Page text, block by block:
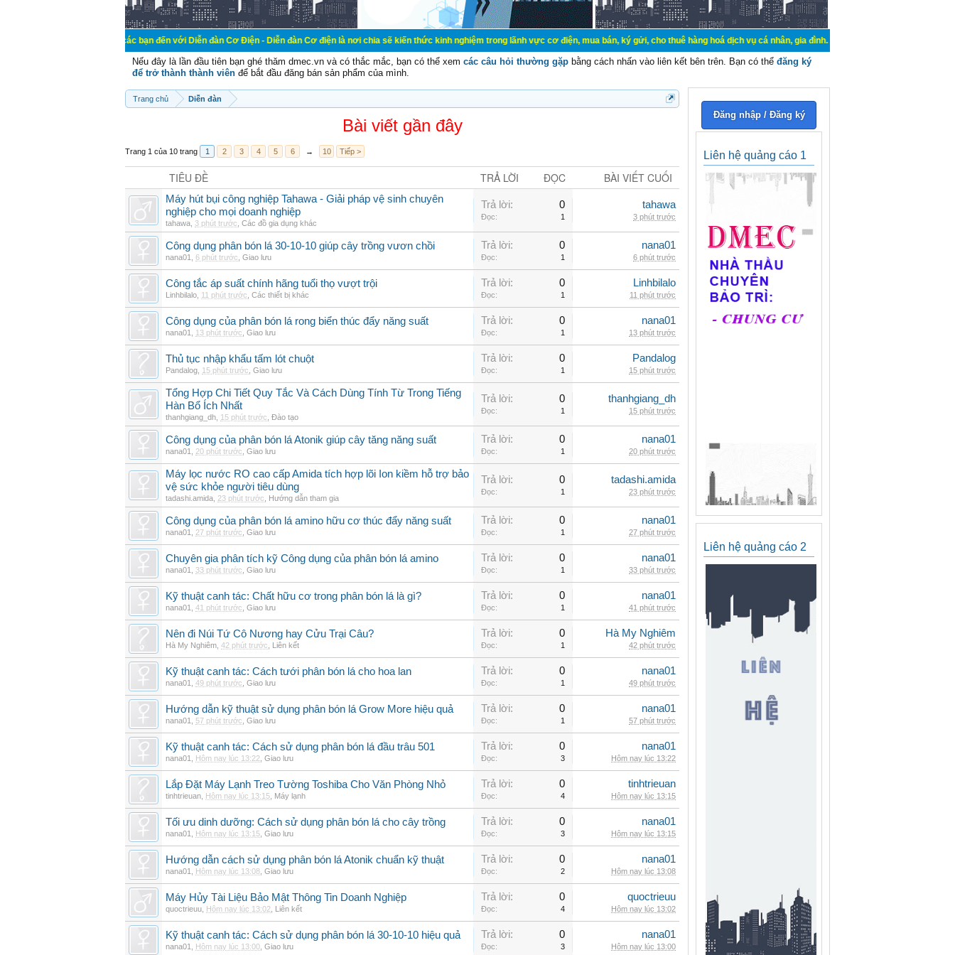
Chào mừng các bạn đến với Diễn đàn Cơ Điện - Diễn đàn Cơ điện là nơi chia sẽ kiến thức kinh nghiệm trong lãnh vực cơ điện, mua bán, ký gửi, cho thuê hàng hoá dịch vụ cá nhân, gia đình. Mua bán, ký gửi, cho thuê thiết bị hệ
Nếu đây là lần đầu tiên bạn ghé thăm dmec.vn và có thắc mắc, bạn có thể xem các câu hỏi thường gặp bằng cách nhấn vào liên kết bên trên. Bạn có thể đăng ký
để trở thành thành viên để bắt đầu đăng bán sản phẩm của mình.
Trang chủ Diễn đàn
Bài viết gần đây
Trang 1 của 10 trang 1 2 3 4 5 6 → 10 Tiếp >
TIÊU ĐỀ TRẢ LỜI ĐỌC BÀI VIẾT CUỐI
Máy hút bụi công nghiệp Tahawa - Giải pháp vệ sinh chuyên
nghiệp cho mọi doanh nghiệp
tahawa 3 phút trước Các đồ gia dụng khác
Trả lời: 0
Đọc: 1
tahawa
3 phút trước
Công dụng phân bón lá 30-10-10 giúp cây trồng vươn chồi
nana01 6 phút trước Giao lưu
Trả lời: 0
Đọc: 1
nana01
6 phút trước
Công tắc áp suất chính hãng tuổi thọ vượt trội
Linhbilalo 11 phút trước Các thiết bị khác
Trả lời: 0
Đọc: 1
Linhbilalo
11 phút trước
Công dụng của phân bón lá rong biển thúc đẩy năng suất
nana01 13 phút trước Giao lưu
Trả lời: 0
Đọc: 1
nana01
13 phút trước
Thủ tục nhập khẩu tấm lót chuột
Pandalog 15 phút trước Giao lưu
Trả lời: 0
Đọc: 1
Pandalog
15 phút trước
Tổng Hợp Chi Tiết Quy Tắc Và Cách Dùng Tính Từ Trong Tiếng
Hàn Bổ Ích Nhất
thanhgiang_dh 15 phút trước Đào tạo
Trả lời: 0
Đọc: 1
thanhgiang_dh
15 phút trước
Công dụng của phân bón lá Atonik giúp cây tăng năng suất
nana01 20 phút trước Giao lưu
Trả lời: 0
Đọc: 1
nana01
20 phút trước
Máy lọc nước RO cao cấp Amida tích hợp lõi Ion kiềm hỗ trợ bảo
vệ sức khỏe người tiêu dùng
tadashi.amida 23 phút trước Hướng dẫn tham gia
Trả lời: 0
Đọc: 1
tadashi.amida
23 phút trước
Công dụng của phân bón lá amino hữu cơ thúc đẩy năng suất
nana01 27 phút trước Giao lưu
Trả lời: 0
Đọc: 1
nana01
27 phút trước
Chuyên gia phân tích kỹ Công dụng của phân bón lá amino
nana01 33 phút trước Giao lưu
Trả lời: 0
Đọc: 1
nana01
33 phút trước
Kỹ thuật canh tác: Chất hữu cơ trong phân bón lá là gì?
nana01 41 phút trước Giao lưu
Trả lời: 0
Đọc: 1
nana01
41 phút trước
Nên đi Núi Tứ Cô Nương hay Cửu Trại Câu?
Hà My Nghiêm 42 phút trước Liên kết
Trả lời: 0
Đọc: 1
Hà My Nghiêm
42 phút trước
Kỹ thuật canh tác: Cách tưới phân bón lá cho hoa lan
nana01 49 phút trước Giao lưu
Trả lời: 0
Đọc: 1
nana01
49 phút trước
Hướng dẫn kỹ thuật sử dụng phân bón lá Grow More hiệu quả
nana01 57 phút trước Giao lưu
Trả lời: 0
Đọc: 1
nana01
57 phút trước
Kỹ thuật canh tác: Cách sử dụng phân bón lá đầu trâu 501
nana01 Hôm nay lúc 13:22 Giao lưu
Trả lời: 0
Đọc: 3
nana01
Hôm nay lúc 13:22
Lắp Đặt Máy Lạnh Treo Tường Toshiba Cho Văn Phòng Nhỏ
tinhtrieuan Hôm nay lúc 13:15 Máy lạnh
Trả lời: 0
Đọc: 4
tinhtrieuan
Hôm nay lúc 13:15
Tối ưu dinh dưỡng: Cách sử dụng phân bón lá cho cây trồng
nana01 Hôm nay lúc 13:15 Giao lưu
Trả lời: 0
Đọc: 3
nana01
Hôm nay lúc 13:15
Hướng dẫn cách sử dụng phân bón lá Atonik chuẩn kỹ thuật
nana01 Hôm nay lúc 13:08 Giao lưu
Trả lời: 0
Đọc: 2
nana01
Hôm nay lúc 13:08
Máy Hủy Tài Liệu Bảo Mật Thông Tin Doanh Nghiệp
quoctrieuu Hôm nay lúc 13:02 Liên kết
Trả lời: 0
Đọc: 4
quoctrieuu
Hôm nay lúc 13:02
Kỹ thuật canh tác: Cách sử dụng phân bón lá 30-10-10 hiệu quả
nana01 Hôm nay lúc 13:00 Giao lưu
Trả lời: 0
Đọc: 3
nana01
Hôm nay lúc 13:00
Đăng nhập / Đăng ký
Liên hệ quảng cáo 1
Liên hệ quảng cáo 2